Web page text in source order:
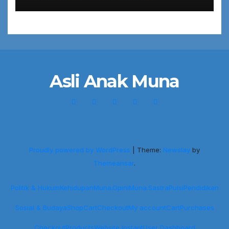
Asli Anak Muna
Proudly powered by WordPress Theme: Newslay by
Themeansar.
Politik & HukumKehidupanMuna.OpiniMuna.SastraPuisiPendidikan
Sosial & BudayaShopCartCheckoutMy accountCartPurchases
CheckoutProductsWebsite InstantUser Dashboard